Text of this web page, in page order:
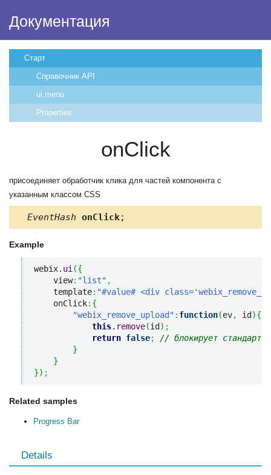
Документация
Старт
Справочник API
ui.menu
Properties
onClick
присоединяет обработчик клика для частей компонента с
указанным классом CSS
EventHash onClick;
Example
webix. ui ({
    view
: "list" ,
    template
: "#value# <div
    onClick
: {
"webix_remove_upload" : function(ev, id ){
this. remove(id ) ;
return false;
// блокирует
}
}
}) ;
Related samples
Progress Bar
Details